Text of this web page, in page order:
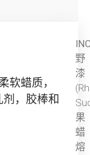
软蜡质，
，胶棒和
野
漆
果
蜡
熔